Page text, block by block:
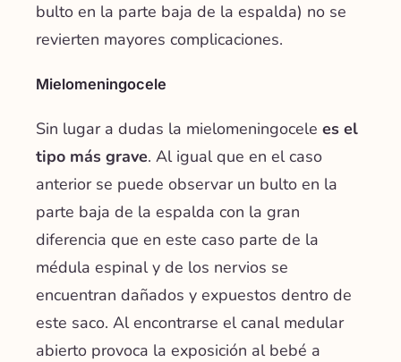
bulto en la parte baja de la espalda) no se
revierten mayores complicaciones.
Mielomeningocele
Sin lugar a dudas la mielomeningocele es el
tipo más grave. Al igual que en el caso
anterior se puede observar un bulto en la
parte baja de la espalda con la gran
diferencia que en este caso parte de la
médula espinal y de los nervios se
encuentran dañados y expuestos dentro de
este saco. Al encontrarse el canal medular
abierto provoca la exposición al bebé a